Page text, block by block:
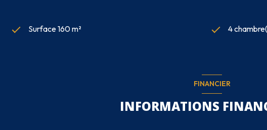
Surface 160 m² 4
FINANCIER
INFORMATIONS